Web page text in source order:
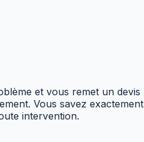
et vous remet un devis
Vous savez exactement
intervention.